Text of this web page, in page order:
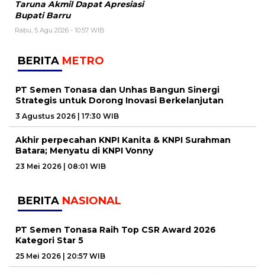
Taruna Akmil Dapat Apresiasi
Bupati Barru
Rabu, 5 Agu 2026 - 10:57 WIB
BERITA METRO
PT Semen Tonasa dan Unhas Bangun Sinergi
Strategis untuk Dorong Inovasi Berkelanjutan
3 Agustus 2026 | 17:30 WIB
Akhir perpecahan KNPI Kanita & KNPI Surahman
Batara; Menyatu di KNPI Vonny
23 Mei 2026 | 08:01 WIB
BERITA NASIONAL
PT Semen Tonasa Raih Top CSR Award 2026
Kategori Star 5
25 Mei 2026 | 20:57 WIB